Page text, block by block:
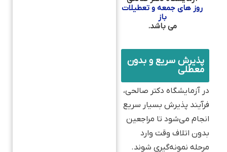
روز های جمعه و تعطیلات
باز
می باشد.
پذیرش سریع و بدون
معطلی
در آزمایشگاه دکتر صالحی،
فرآیند پذیرش بسیار سریع
انجام می‌شود تا مراجعین
بدون اتلاف وقت وارد
مرحله نمونه‌گیری شوند.